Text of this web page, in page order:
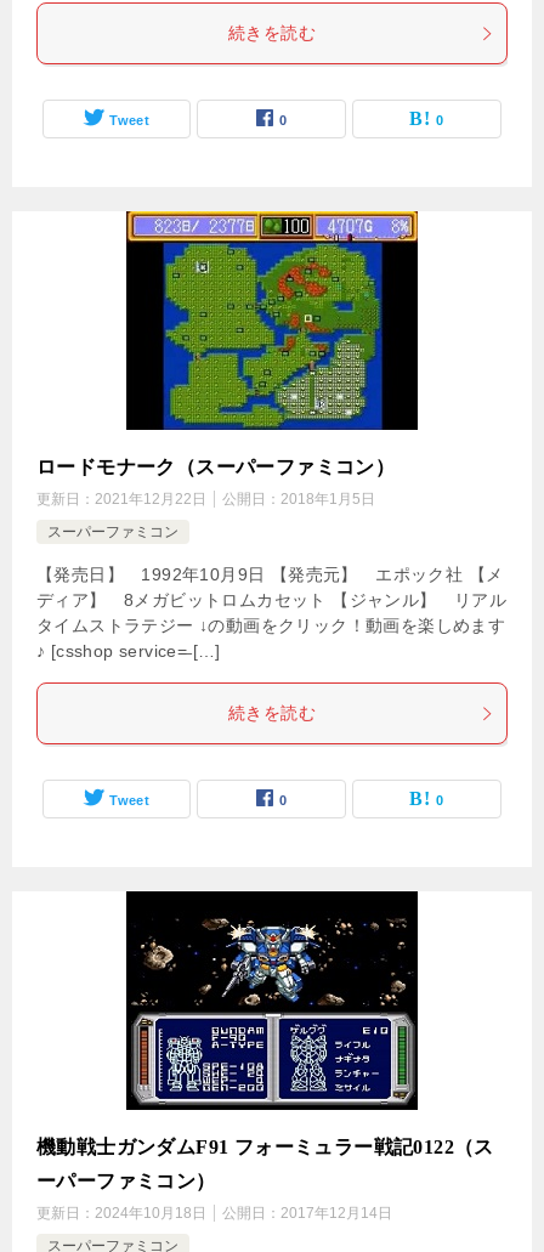
続きを読む
Tweet 0 0
ロードモナーク（スーパーファミコン）
更新日： 2021年12月22日 公開日： 2018年1月5日
スーパーファミコン
【発売日】 1992年10月9日 【発売元】 エポック社 【メ
ディア】 8メガビットロムカセット 【ジャンル】 リアル
タイムストラテジー ↓の動画をクリック！動画を楽しめます
♪ [csshop service=̶ […]
続きを読む
Tweet 0 0
機動戦士ガンダムF91 フォーミュラー戦記0122（ス
ーパーファミコン）
更新日： 2024年10月18日 公開日： 2017年12月14日
スーパーファミコン